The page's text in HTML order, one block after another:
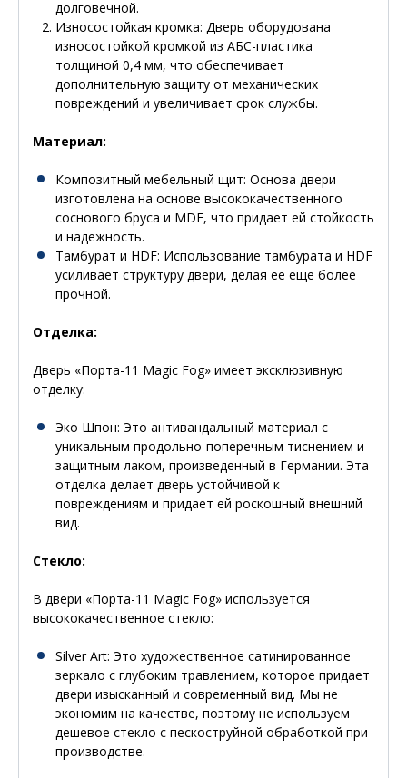
долговечной.
Износостойкая кромка: Дверь оборудована
износостойкой кромкой из АБС-пластика
толщиной 0,4 мм, что обеспечивает
дополнительную защиту от механических
повреждений и увеличивает срок службы.
Материал:
Композитный мебельный щит: Основа двери
изготовлена на основе высококачественного
соснового бруса и MDF, что придает ей стойкость
и надежность.
Тамбурат и HDF: Использование тамбурата и HDF
усиливает структуру двери, делая ее еще более
прочной.
Отделка:
Дверь «Порта-11 Magic Fog» имеет эксклюзивную
отделку:
Эко Шпон: Это антивандальный материал с
уникальным продольно-поперечным тиснением и
защитным лаком, произведенный в Германии. Эта
отделка делает дверь устойчивой к
повреждениям и придает ей роскошный внешний
вид.
Стекло:
В двери «Порта-11 Magic Fog» используется
высококачественное стекло:
Silver Art: Это художественное сатинированное
зеркало с глубоким травлением, которое придает
двери изысканный и современный вид. Мы не
экономим на качестве, поэтому не используем
дешевое стекло с пескоструйной обработкой при
производстве.